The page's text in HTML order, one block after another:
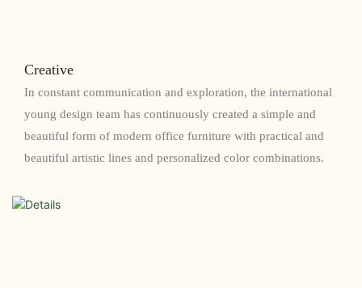
Creative
In constant communication and exploration, the international
young design team has continuously created a simple and
beautiful form of modern office furniture with practical and
beautiful artistic lines and personalized color combinations.